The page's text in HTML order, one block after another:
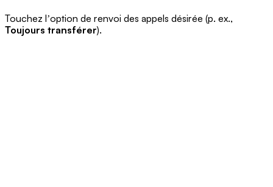
Touchez lʼoption de renvoi des appels désirée (p. ex.,
Toujours transférer).